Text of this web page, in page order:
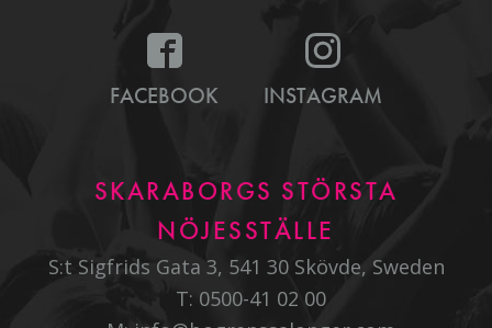
FACEBOOK INSTAGRAM
SKARABORGS STÖRSTA
NÖJESSTÄLLE
S:t Sigfrids Gata 3, 541 30 Skövde, Sweden
T: 0500-41 02 00